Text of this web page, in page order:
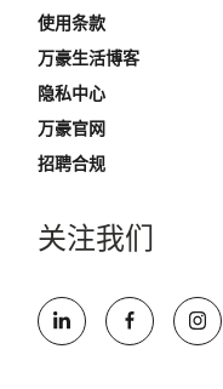
使用条款
万豪生活博客
隐私中心
万豪官网
招聘合规
关注我们